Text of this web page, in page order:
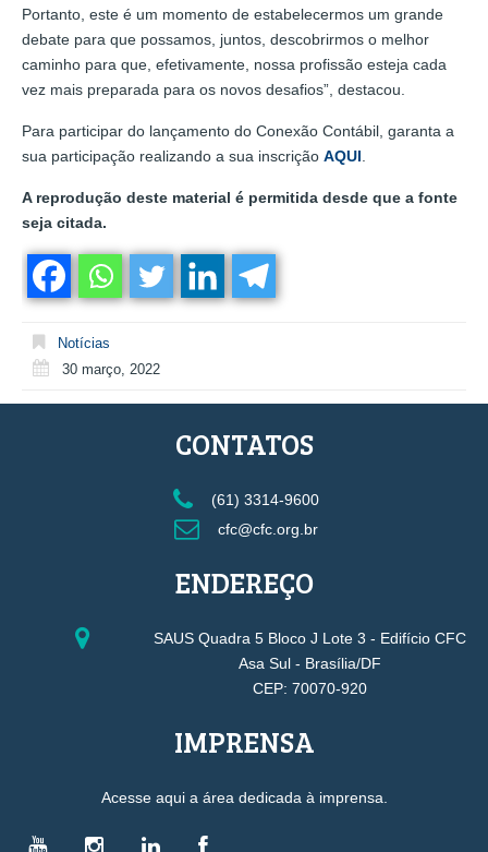
Portanto, este é um momento de estabelecermos um grande
debate para que possamos, juntos, descobrirmos o melhor
caminho para que, efetivamente, nossa profissão esteja cada
vez mais preparada para os novos desafios”, destacou.
Para participar do lançamento do Conexão Contábil, garanta a
sua participação realizando a sua inscrição AQUI
A reprodução deste material é permitida desde que a fonte
seja citada.
Notícias
30 março, 2022
CONTATOS
(61) 3314-9600
cfc@cfc.org.br
ENDEREÇO
SAUS Quadra 5 Bloco J Lote 3 - Edifício CFC
Asa Sul - Brasília/DF
CEP: 70070-920
IMPRENSA
Acesse aqui a área dedicada à imprensa.